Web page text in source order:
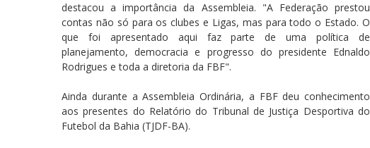
destacou a importância da Assembleia. "A Federação prestou
contas não só para os clubes e Ligas, mas para todo o Estado. O
que foi apresentado aqui faz parte de uma política de
planejamento, democracia e progresso do presidente Ednaldo
Rodrigues e toda a diretoria da FBF".
Ainda durante a Assembleia Ordinária, a FBF deu conhecimento
aos presentes do Relatório do Tribunal de Justiça Desportiva do
Futebol da Bahia (TJDF-BA).